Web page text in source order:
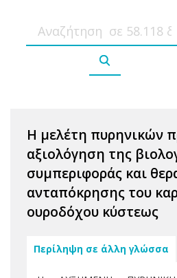
Η μελέτη πυρηνικών
αξιολόγηση της
συμπεριφοράς και
ανταπόκρησης του
ουροδόχου κύστεως
Περίληψη σε άλλη γλώσσα